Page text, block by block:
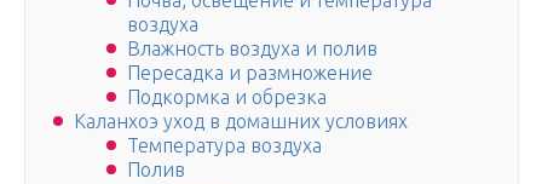
воздуха
Влажность воздуха и полив
Пересадка и размножение
Подкормка и обрезка
Каланхоэ уход в домашних условиях
Температура воздуха
Полив